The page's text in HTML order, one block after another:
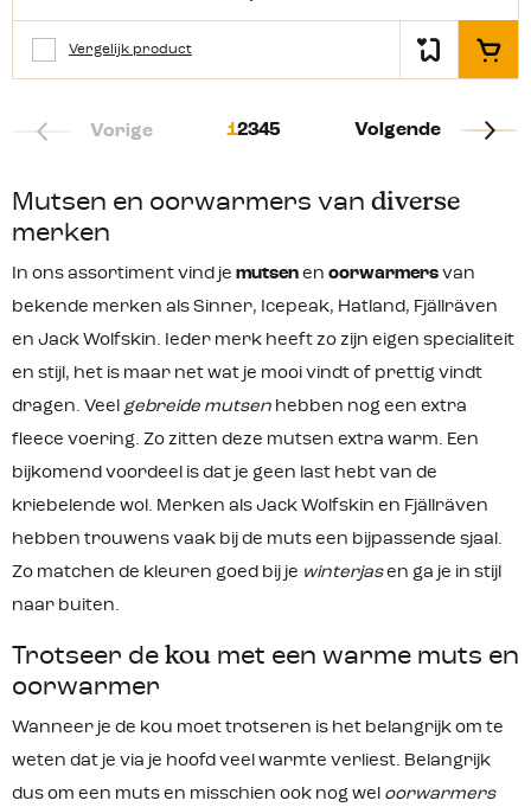
outdoor activiteit is deze beanie een
mooie aanvulling op je winteroutfit.
Vergelijk product In het
Vorige 12345 Volgende
Mutsen en oorwarmers van diverse
merken
In ons assortiment vind je mutsen en oorwarmers van
bekende merken als Sinner, Icepeak, Hatland, Fjällräven
en Jack Wolfskin. Ieder merk heeft zo zijn eigen specialiteit
en stijl, het is maar net wat je mooi vindt of prettig vindt
dragen. Veel gebreide mutsen hebben nog een extra
fleece voering. Zo zitten deze mutsen extra warm. Een
bijkomend voordeel is dat je geen last hebt van de
kriebelende wol. Merken als Jack Wolfskin en Fjällräven
hebben trouwens vaak bij de muts een bijpassende sjaal.
Zo matchen de kleuren goed bij je winterjasen ga je in stijl
naar buiten.
Trotseer de kou met een warme muts en
oorwarmer
Wanneer je de kou moet trotseren is het belangrijk om te
weten dat je via je hoofd veel warmte verliest. Belangrijk
dus om een muts en misschien ook nog wel oorwarmers